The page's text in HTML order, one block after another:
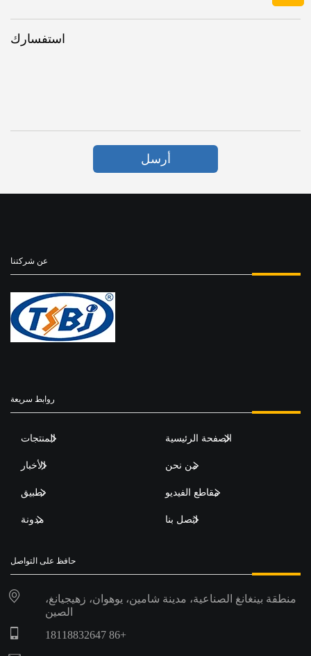
استفسارك
أرسل
عن شركتنا
روابط سريعة
الصفحة الرئيسية المنتجات
من نحن الأخبار
مقاطع الفيديو تطبيق
اتصل بنا مدونة
حافظ على التواصل
منطقة بينغانغ الصناعية، مدينة شامين، يوهوان، زهيجيانغ،
الصين
+86 18118832647